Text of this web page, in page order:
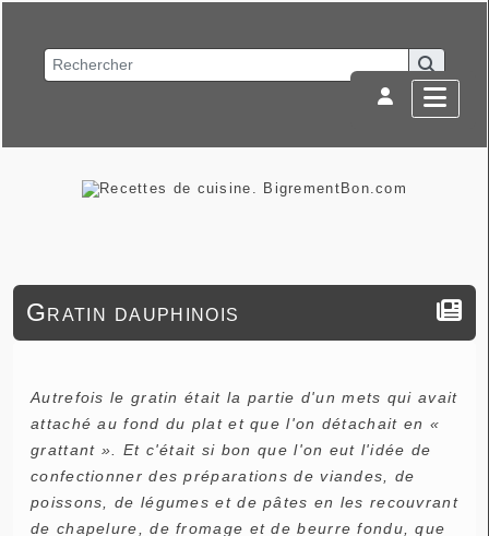
Gratin dauphinois
Autrefois le gratin était la partie d'un mets qui avait
attaché au fond du plat et que l'on détachait en «
grattant ». Et c'était si bon que l'on eut l'idée de
confectionner des préparations de viandes, de
poissons, de légumes et de pâtes en les recouvrant
de chapelure, de fromage et de beurre fondu, que